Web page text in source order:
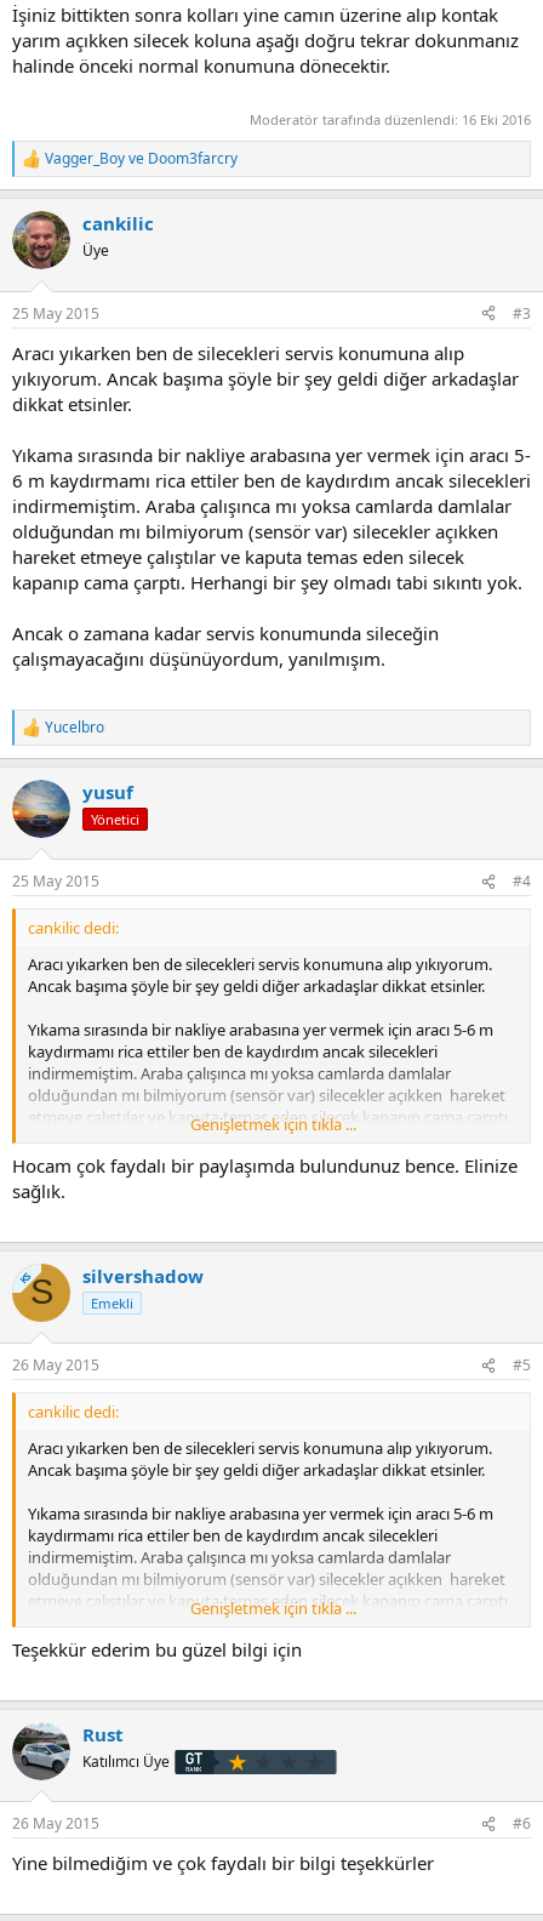
İşiniz bittikten sonra kolları yine camın üzerine alıp kontak
yarım açıkken silecek koluna aşağı doğru tekrar dokunmanız
halinde önceki normal konumuna dönecektir.
Moderatör tarafında düzenlendi: 16 Eki 2016
T
e
k
i
l
:
Vagger_Boyve Doom3farcry
cankilic
Üye
25 May 2015 #3
Aracı yıkarken ben de silecekleri servis konumuna alıp
yıkıyorum. Ancak başıma şöyle bir şey geldi diğer arkadaşlar
dikkat etsinler.
Yıkama sırasında bir nakliye arabasına yer vermek için aracı 5-
6 m kaydırmamı rica ettiler ben de kaydırdım ancak silecekleri
indirmemiştim. Araba çalışınca mı yoksa camlarda damlalar
olduğundan mı bilmiyorum (sensör var) silecekler açıkken
hareket etmeye çalıştılar ve kaputa temas eden silecek
kapanıp cama çarptı. Herhangi bir şey olmadı tabi sıkıntı yok.
Ancak o zamana kadar servis konumunda sileceğin
çalışmayacağını düşünüyordum, yanılmışım.
T
e
k
i
l
:
Yucelbro
yusuf
Yönetici
25 May 2015 #4
cankilic dedi:
Aracı yıkarken ben de silecekleri servis konumuna alıp yıkıyorum.
Ancak başıma şöyle bir şey geldi diğer arkadaşlar dikkat etsinler.
Yıkama sırasında bir nakliye arabasına yer vermek için aracı 5-6 m
kaydırmamı rica ettiler ben de kaydırdım ancak silecekleri
indirmemiştim. Araba çalışınca mı yoksa camlarda damlalar
olduğundan mı bilmiyorum (sensör var) silecekler açıkken hareket
etmeye çalıştılar ve kaputa temas eden silecek kapanıp cama çarptı.
Herhangi bir şey olmadı tabi sıkıntı yok.
Ancak o zamana kadar servis konumunda sileceğin çalışmayacağını
düşünüyordum, yanılmışım.
Genişletmek için tıkla ...
Hocam çok faydalı bir paylaşımda bulundunuz bence. Elinize
sağlık.
KSS silvershadow
Emekli
26 May 2015 #5
cankilic dedi:
Aracı yıkarken ben de silecekleri servis konumuna alıp yıkıyorum.
Ancak başıma şöyle bir şey geldi diğer arkadaşlar dikkat etsinler.
Yıkama sırasında bir nakliye arabasına yer vermek için aracı 5-6 m
kaydırmamı rica ettiler ben de kaydırdım ancak silecekleri
indirmemiştim. Araba çalışınca mı yoksa camlarda damlalar
olduğundan mı bilmiyorum (sensör var) silecekler açıkken hareket
etmeye çalıştılar ve kaputa temas eden silecek kapanıp cama çarptı.
Herhangi bir şey olmadı tabi sıkıntı yok.
Ancak o zamana kadar servis konumunda sileceğin çalışmayacağını
Genişletmek için tıkla ...
Teşekkür ederim bu güzel bilgi için
Rust
Katılımcı Üye
26 May 2015 #6
Yine bilmediğim ve çok faydalı bir bilgi teşekkürler